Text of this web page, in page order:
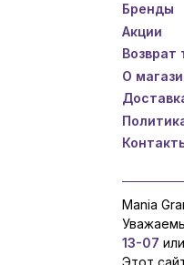
Бренды
Акции
Возврат
О
Mania
13-07
Этот